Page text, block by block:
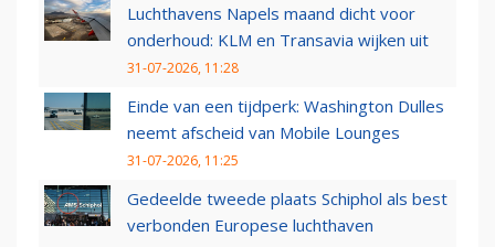
Luchthavens Napels maand dicht voor
onderhoud: KLM en Transavia wijken uit
31-07-2026, 11:28
Einde van een tijdperk: Washington Dulles
neemt afscheid van Mobile Lounges
31-07-2026, 11:25
Gedeelde tweede plaats Schiphol als best
verbonden Europese luchthaven